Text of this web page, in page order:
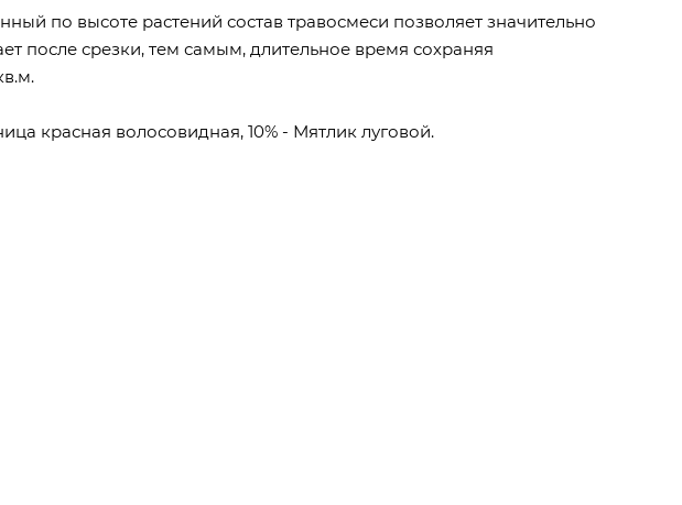
по высоте растений состав травосмеси позволяет значительно
после срезки, тем самым, длительное время сохраняя
красная волосовидная, 10% - Мятлик луговой.